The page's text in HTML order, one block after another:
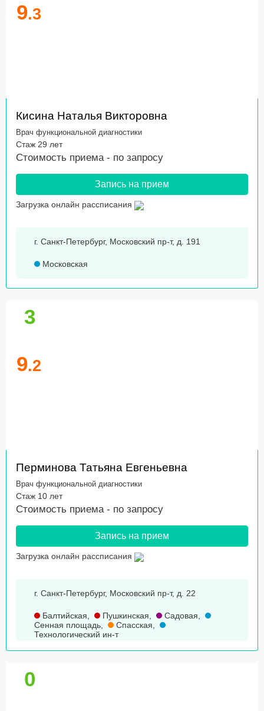
9.3
Кисина Наталья Викторовна
Врач функциональной диагностики
Стаж 29 лет
Стоимость приема - по запросу
Запись на прием
Загрузка онлайн рассписания
г. Санкт-Петербург, Московский пр-т, д. 191
Московская
3
9.2
Перминова Татьяна Евгеньевна
Врач функциональной диагностики
Стаж 10 лет
Стоимость приема - по запросу
Запись на прием
Загрузка онлайн рассписания
г. Санкт-Петербург, Московский пр-т, д. 22
Балтийская, Пушкинская, Садовая,
Сенная площадь, Спасская,
Технологический ин-т
0